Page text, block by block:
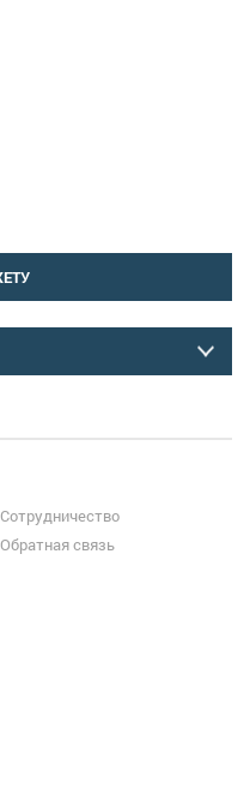
Сотрудничество
Обратная связь